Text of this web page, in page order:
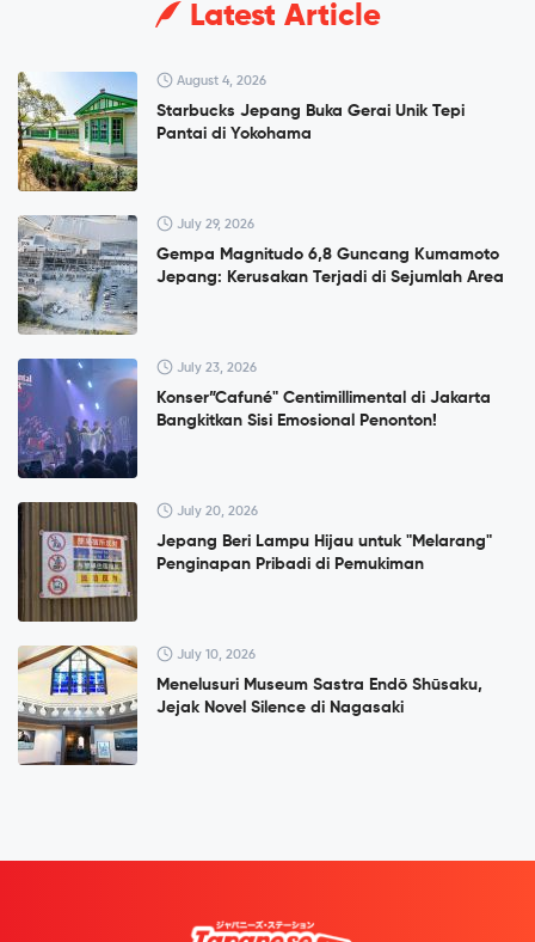
Latest Article
August 4, 2026
Starbucks Jepang Buka Gerai Unik Tepi
Pantai di Yokohama
July 29, 2026
Gempa Magnitudo 6,8 Guncang Kumamoto
Jepang: Kerusakan Terjadi di Sejumlah Area
July 23, 2026
Konser”Cafuné" Centimillimental di Jakarta
Bangkitkan Sisi Emosional Penonton!
July 20, 2026
Jepang Beri Lampu Hijau untuk "Melarang"
Penginapan Pribadi di Pemukiman
July 10, 2026
Menelusuri Museum Sastra Endō Shūsaku,
Jejak Novel Silence di Nagasaki